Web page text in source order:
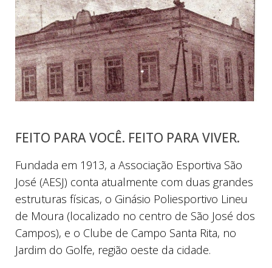
FEITO PARA VOCÊ. FEITO PARA VIVER.
Fundada em 1913, a Associação Esportiva São
José (AESJ) conta atualmente com duas grandes
estruturas físicas, o Ginásio Poliesportivo Lineu
de Moura (localizado no centro de São José dos
Campos), e o Clube de Campo Santa Rita, no
Jardim do Golfe, região oeste da cidade.